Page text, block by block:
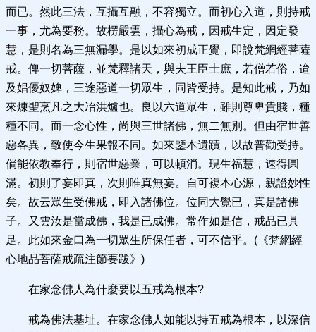
而已。然此三法，互攝互融，不容獨立。而初心入道，則持戒
一事，尤為要務。故楞嚴雲，攝心為戒，因戒生定，因定發
慧，是則名為三無漏學。是以如來初成正覺，即說梵網經菩薩
戒。俾一切菩薩，並梵釋諸天，與夫王臣士庶，若僧若俗，迨
及娼優奴婢，三途惡道一切眾生，同皆受持。是知此戒，乃如
來煉聖烹凡之大冶洪爐也。良以六道眾生，雖則尊卑貴賤，種
種不同。而一念心性，尚與三世諸佛，無二無別。但由宿世善
惡各異，致使今生果報不同。如來鑒本遺蹟，以故普勸受持。
倘能依教奉行，則宿世惡業，可以頓消。現生福慧，速得圓
滿。初則了妄即真，次則唯真無妄。自可複本心源，親證妙性
矣。故云眾生受佛戒，即入諸佛位。位同大覺已，真是諸佛
子。又雲汝是當成佛，我是已成佛。常作如是信，戒品已具
足。此如來金口為一切眾生所保任者，可不信乎。(《梵網經
心地品菩薩戒疏注節要跋》)
在家念佛人為什麼要以五戒為根本?
戒為佛法基址。在家念佛人如能以持五戒為根本，以深信